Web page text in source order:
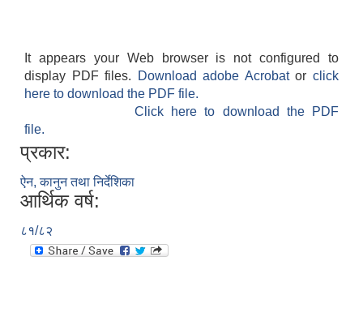
It appears your Web browser is not configured to
display PDF files.
Download adobe Acrobatorclick
here to download the PDF file.
Click here to download the PDF
file.
प्रकार:
ऐन, कानुन तथा निर्देशिका
आर्थिक वर्ष:
८१/८२